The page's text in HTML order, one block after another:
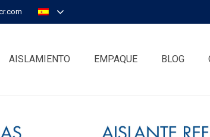
AISLAMIENTO EMPAQUE BLOG